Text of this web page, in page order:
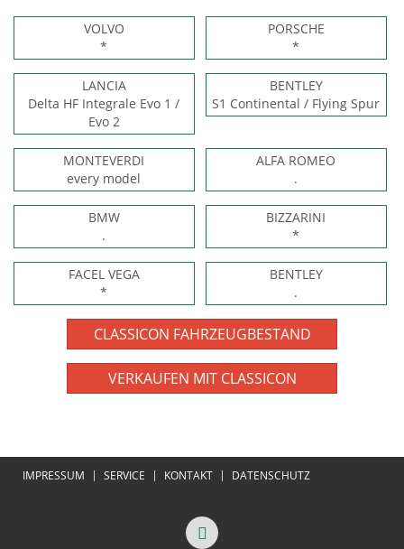
VOLVO
*
PORSCHE
*
LANCIA
Delta HF Integrale Evo 1 /
Evo 2
BENTLEY
S1 Continental / Flying Spur
MONTEVERDI
every model
ALFA ROMEO
.
BMW
.
BIZZARINI
*
FACEL VEGA
*
BENTLEY
.
CLASSICON FAHRZEUGBESTAND
VERKAUFEN MIT CLASSICON
IMPRESSUM SERVICE KONTAKT DATENSCHUTZ